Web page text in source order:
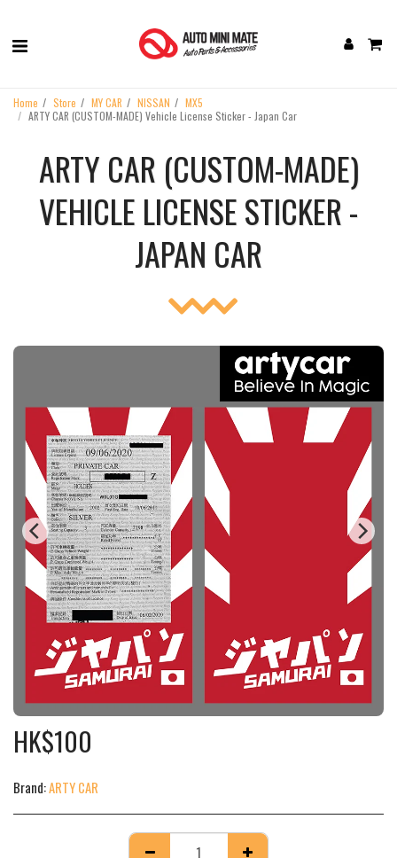
Home Store MY CAR NISSAN
MX5
ARTY CAR (CUSTOM-MADE) Vehicle License Sticker - Japan Car
ARTY CAR (CUSTOM-MADE)
VEHICLE LICENSE STICKER -
JAPAN CAR
HK$100
Brand:ARTY CAR